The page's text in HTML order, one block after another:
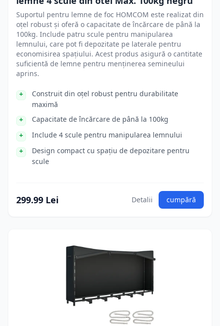
Suportul pentru lemne de foc HOMCOM este realizat din
oțel robust și oferă o capacitate de încărcare de până la
100kg. Include patru scule pentru manipularea
lemnului, care pot fi depozitate pe laterale pentru
economisirea spațiului. Acest produs asigură o cantitate
suficientă de lemne pentru menținerea semineului
aprins.
Construit din oțel robust pentru durabilitate
maximă
Capacitate de încărcare de până la 100kg
Include 4 scule pentru manipularea lemnului
Design compact cu spațiu de depozitare pentru
scule
299.99 Lei Detalii cumpără